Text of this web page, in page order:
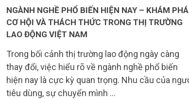
NGÀNH NGHỀ PHỔ BIẾN HIỆN NAY – KHÁM PHÁ
CƠ HỘI VÀ THÁCH THỨC TRONG THỊ TRƯỜNG
LAO ĐỘNG VIỆT NAM
Trong bối cảnh thị trường lao động ngày càng
thay đổi, việc hiểu rõ về ngành nghề phổ biến
hiện nay là cực kỳ quan trọng. Nhu cầu của
tiêu dùng, sự chuyển mình …